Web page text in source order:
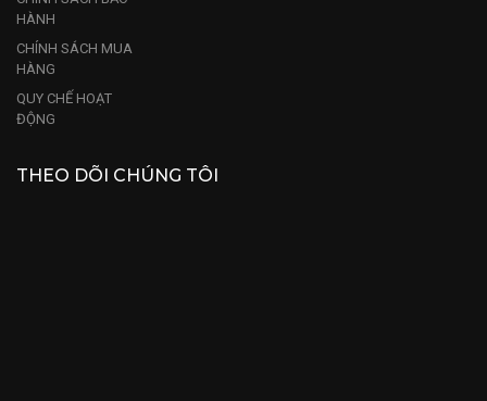
HÀNH
CHÍNH SÁCH MUA
HÀNG
QUY CHẾ HOẠT
ĐỘNG
THEO DÕI CHÚNG TÔI